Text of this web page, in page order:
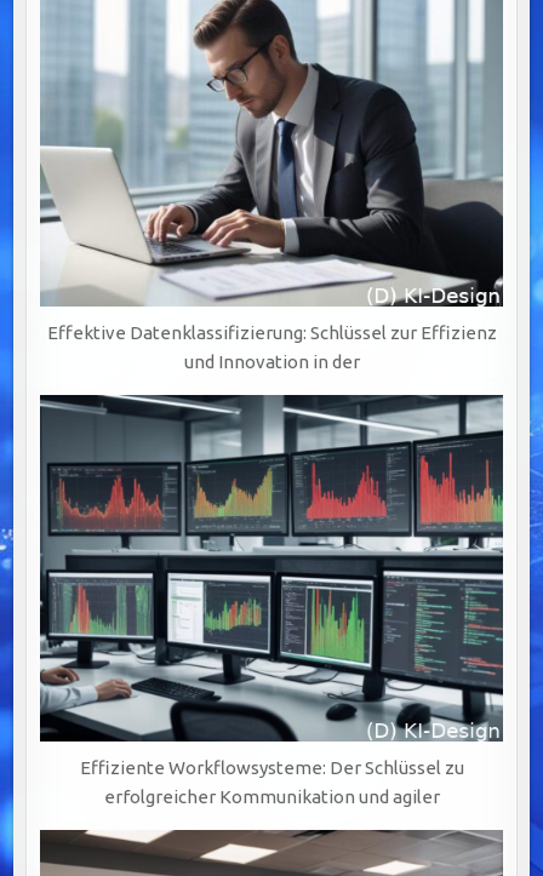
UND
Effektive Datenklassifizierung: Schlüssel zur Effizienz
und Innovation in der
Effiziente Workflowsysteme: Der Schlüssel zu
erfolgreicher Kommunikation und agiler